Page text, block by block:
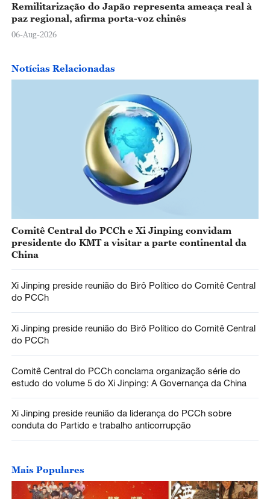
Remilitarização do Japão representa ameaça real à
paz regional, afirma porta-voz chinês
06-Aug-2026
Notícias Relacionadas
Comitê Central do PCCh e Xi Jinping convidam
presidente do KMT a visitar a parte continental da
China
Xi Jinping preside reunião do Birô Político do Comitê Central
do PCCh
Xi Jinping preside reunião do Birô Político do Comitê Central
do PCCh
Comitê Central do PCCh conclama organização série do
estudo do volume 5 do Xi Jinping: A Governança da China
Xi Jinping preside reunião da liderança do PCCh sobre
conduta do Partido e trabalho anticorrupção
Mais Populares